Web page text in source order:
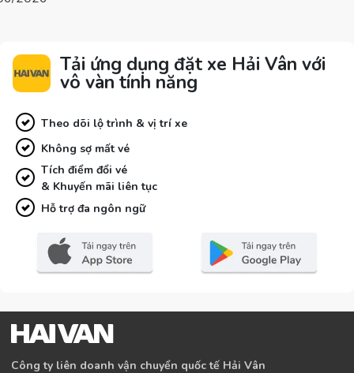
Tải ứng dụng đặt xe Hải Vân với
vô vàn tính năng
Theo dõi lộ trình & vị trí xe
Không sợ mất vé
Tích điểm đổi vé
& Khuyến mãi liên tục
Hỗ trợ đa ngôn ngữ
Công ty liên doanh vận chuyển quốc tế Hải Vân